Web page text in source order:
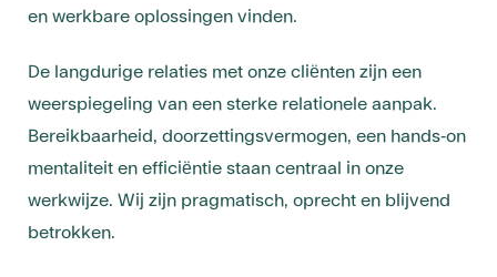
en werkbare oplossingen vinden.
De langdurige relaties met onze cliënten zijn een
weerspiegeling van een sterke relationele aanpak.
Bereikbaarheid, doorzettingsvermogen, een hands-on
mentaliteit en efficiëntie staan centraal in onze
werkwijze. Wij zijn pragmatisch, oprecht en blijvend
betrokken.